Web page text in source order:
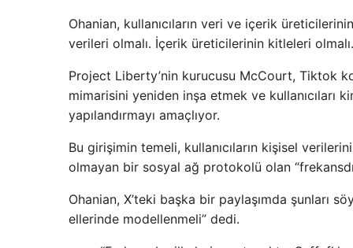
Ohanian, kullanıcıların veri ve içerik
verileri olmalı. İçerik üreticilerinin kitleleri
Project Liberty’nin kurucusu McCourt, Tiktok
mimarisini yeniden inşa etmek ve
yapılandırmayı amaçlıyor.
Bu girişimin temeli, kullanıcıların kişisel
olmayan bir sosyal ağ protokolü olan
Ohanian, X’teki başka bir paylaşımda şunları
ellerinde modellenmeli” dedi.